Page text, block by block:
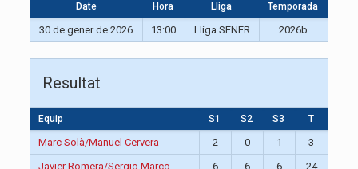
Date Hora Lliga Temporada
30 de gener de 2026 13:00 Lliga SENER 2026b
Resultat
Equip S1 S2 S3 T
Marc Solà/Manuel Cervera 2 0 1
3
Javier Romera/Sergio Marco
6 6 6 24